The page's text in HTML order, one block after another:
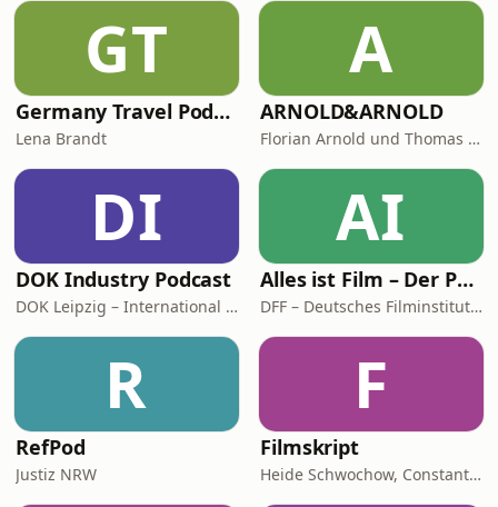
möchte ich dir etwas Mut zusprechen,
dass du dem Leben vertrauen darfst
und musst, damit
GT
Germany Travel Podcast with Lena Brandt
Lena Brandt
A
ARNOLD&ARNOLD
Florian Arnold und Thomas Arnold
DI
DOK Industry Podcast
DOK Leipzig – International Leipzig Festival for Documentary and Animated Film
AI
Alles ist Film – Der Podcast des DFF
DFF – Deutsches Filminstitut & Filmmuseum
R
RefPod
Justiz NRW
F
Filmskript
Heide Schwochow, Constantin Lieb